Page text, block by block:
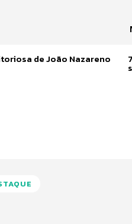
de João Nazareno